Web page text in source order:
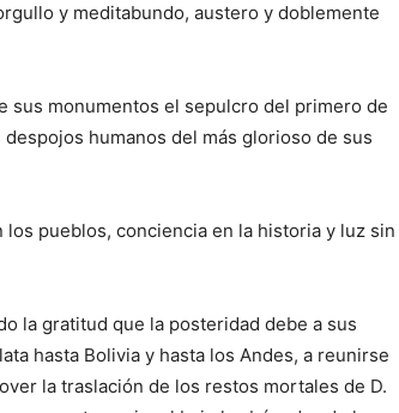
y meditabundo, austero y doblemente
sus monumentos el sepulcro del primero de
humanos del más glorioso de sus
pueblos, conciencia en la historia y luz sin
la gratitud que la posteridad debe a sus
hasta Bolivia y hasta los Andes, a reunirse
la traslación de los restos mortales de D.